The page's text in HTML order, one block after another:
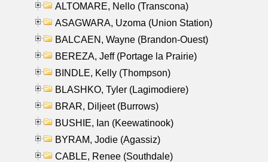
ALTOMARE, Nello (Transcona)
ASAGWARA, Uzoma (Union Station)
BALCAEN, Wayne (Brandon-Ouest)
BEREZA, Jeff (Portage la Prairie)
BINDLE, Kelly (Thompson)
BLASHKO, Tyler (Lagimodiere)
BRAR, Diljeet (Burrows)
BUSHIE, Ian (Keewatinook)
BYRAM, Jodie (Agassiz)
CABLE, Renee (Southdale)